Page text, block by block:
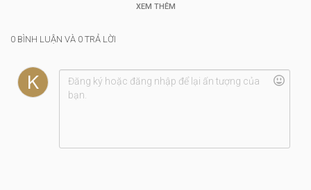
XEM THÊM
0 BÌNH LUẬN VÀ 0 TRẢ LỜI